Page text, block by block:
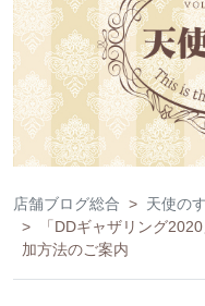
店舗ブログ総合
天使の
「DDギャザリング
加方法のご案内